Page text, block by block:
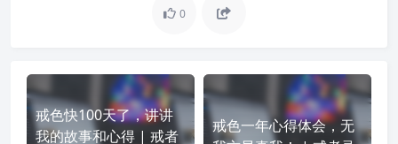
0
戒色快100天了，讲讲
我的故事和心得 | 戒者
戒色一年心得体会，无